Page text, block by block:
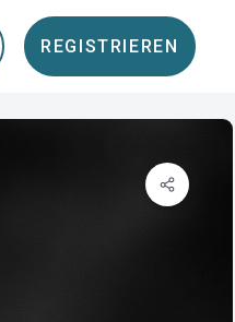
REGISTRIEREN